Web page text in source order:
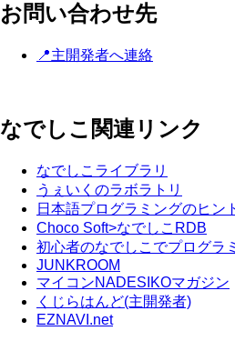
お問い合わせ先
📍主開発者へ連絡
なでしこ関連リンク
なでしこライブラリ
うぇいくのラボラトリ
日本語プログラミングのヒン
Choco Soft>なでしこRDB
初心者のなでしこでプログラ
JUNKROOM
マイコンNADESIKOマガジン
くじらはんど(主開発者)
EZNAVI.net